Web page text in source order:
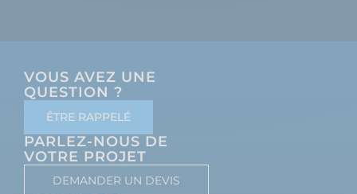
VOUS AVEZ UNE
QUESTION ?
ÊTRE RAPPELÉ
PARLEZ-NOUS DE
VOTRE PROJET
DEMANDER UN DEVIS